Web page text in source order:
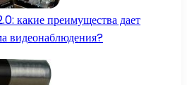
какие преимущества дает
видеонаблюдения?